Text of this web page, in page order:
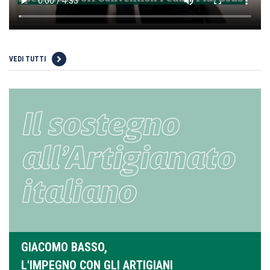
VEDI TUTTI
GIACOMO BASSO,
L'IMPEGNO CON GLI ARTIGIANI